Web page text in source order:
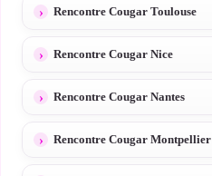
Rencontre Cougar Toulouse
Rencontre Cougar Nice
Rencontre Cougar Nantes
Rencontre Cougar Montpellier